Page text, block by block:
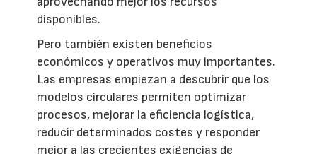
disponibles.
Pero también existen beneficios
económicos y operativos muy importantes.
Las empresas empiezan a descubrir que los
modelos circulares permiten optimizar
procesos, mejorar la eficiencia logística,
reducir determinados costes y responder
mejor a las crecientes exigencias de